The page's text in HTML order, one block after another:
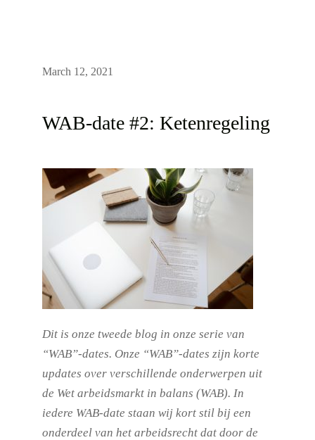
March 12, 2021
WAB-date #2: Ketenregeling
Dit is onze tweede blog in onze serie van
“WAB”-dates. Onze “WAB”-dates zijn korte
updates over verschillende onderwerpen uit
de Wet arbeidsmarkt in balans (WAB). In
iedere WAB-date staan wij kort stil bij een
onderdeel van het arbeidsrecht dat door de